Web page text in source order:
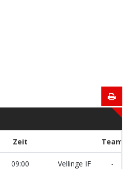
Zeit Team
09:00
Vellinge IF
-